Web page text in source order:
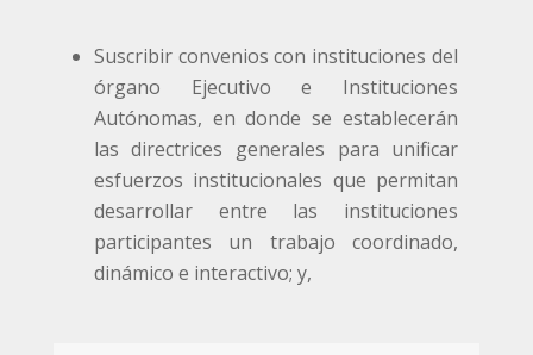
Suscribir convenios con instituciones del
órgano Ejecutivo e Instituciones
Autónomas, en donde se establecerán
las directrices generales para unificar
esfuerzos institucionales que permitan
desarrollar entre las instituciones
participantes un trabajo coordinado,
dinámico e interactivo; y,